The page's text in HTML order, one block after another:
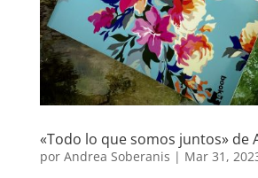
«Todo lo que somos juntos» de
por Andrea Soberanis | Mar 31,